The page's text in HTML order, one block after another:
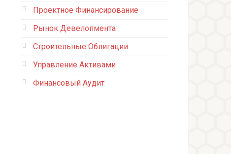
Проектное Финансирование
Рынок Девелопмента
Строительные Облигации
Управление Активами
Финансовый Аудит